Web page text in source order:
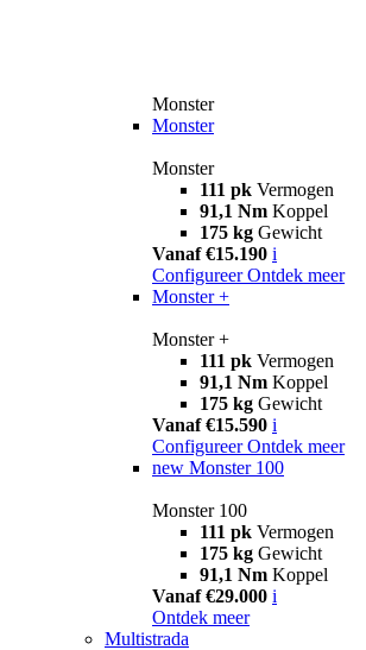
Monster
Monster
Monster
111 pk Vermogen
91,1 Nm Koppel
175 kg Gewicht
Vanaf €15.190 i
Configureer Ontdek meer
Monster +
Monster +
111 pk Vermogen
91,1 Nm Koppel
175 kg Gewicht
Vanaf €15.590 i
Configureer Ontdek meer
new Monster 100
Monster 100
111 pk Vermogen
175 kg Gewicht
91,1 Nm Koppel
Vanaf €29.000 i
Ontdek meer
Multistrada